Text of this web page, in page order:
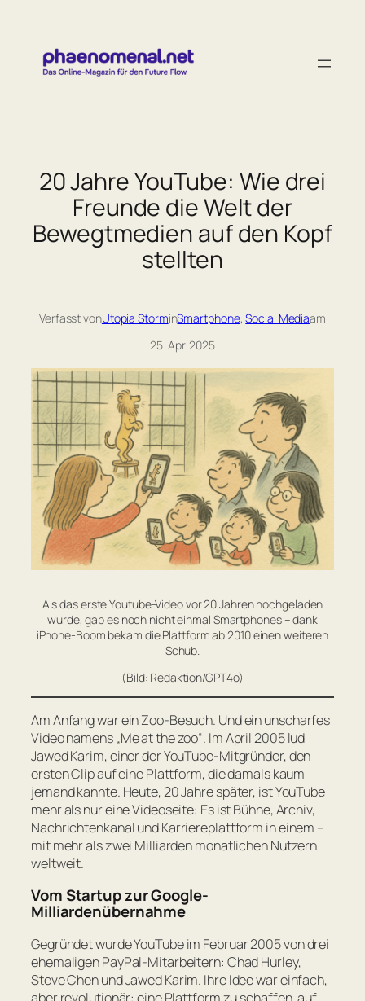
springen
20 Jahre YouTube: Wie drei
Freunde die Welt der
Bewegtmedien auf den Kopf
stellten
Verfasst vonUtopia StorminSmartphone, Social Mediaam
25. Apr. 2025
Als das erste Youtube-Video vor 20 Jahren hochgeladen
wurde, gab es noch nicht einmal Smartphones – dank
iPhone-Boom bekam die Plattform ab 2010 einen weiteren
Schub.
(Bild: Redaktion/GPT4o)
Am Anfang war ein Zoo-Besuch. Und ein unscharfes
Video namens „Me at the zoo“. Im April 2005 lud
Jawed Karim, einer der YouTube-Mitgründer, den
ersten Clip auf eine Plattform, die damals kaum
jemand kannte. Heute, 20 Jahre später, ist YouTube
mehr als nur eine Videoseite: Es ist Bühne, Archiv,
Nachrichtenkanal und Karriereplattform in einem –
mit mehr als zwei Milliarden monatlichen Nutzern
weltweit.
Vom Startup zur Google-
Milliardenübernahme
Gegründet wurde YouTube im Februar 2005 von drei
ehemaligen PayPal-Mitarbeitern: Chad Hurley,
Steve Chen und Jawed Karim. Ihre Idee war einfach,